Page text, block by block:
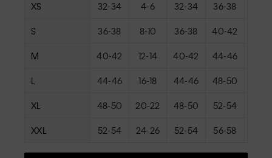
XS 32-34 4-6 32-34 36-38
S 36-38 8-10 36-38 40-42
M 40-42 12-14 40-42 44-46
L 44-46 16-18 44-46 48-50
XL 48-50 20-22 48-50 52-54
XXL 52-54 24-26 52-54 56-58